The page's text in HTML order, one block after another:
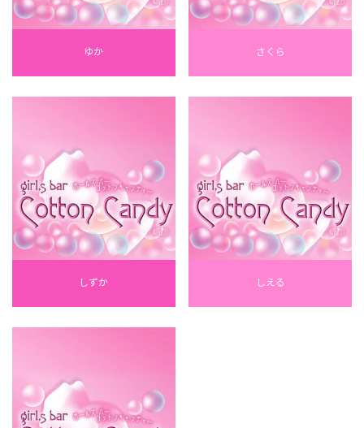
ゆか さくら
しずか しえる